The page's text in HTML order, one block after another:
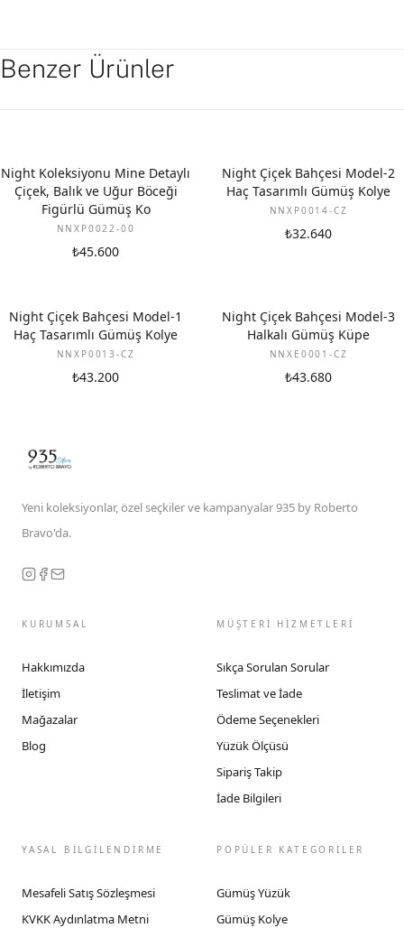
Benzer Ürünler
Night Koleksiyonu Mine Detaylı
Çiçek, Balık ve Uğur Böceği
Figürlü Gümüş Ko
NNXP0022-00
₺45.600
Night Çiçek Bahçesi Model-2
Haç Tasarımlı Gümüş Kolye
NNXP0014-CZ
₺32.640
Night Çiçek Bahçesi Model-1
Haç Tasarımlı Gümüş Kolye
NNXP0013-CZ
₺43.200
Night Çiçek Bahçesi Model-3
Halkalı Gümüş Küpe
NNXE0001-CZ
₺43.680
Yeni koleksiyonlar, özel seçkiler ve kampanyalar 935 by Roberto
Bravo'da.
KURUMSAL
Hakkımızda
İletişim
Mağazalar
Blog
MÜŞTERİ HİZMETLERİ
Sıkça Sorulan Sorular
Teslimat ve İade
Ödeme Seçenekleri
Yüzük Ölçüsü
Sipariş Takip
İade Bilgileri
YASAL BİLGİLENDİRME
Mesafeli Satış Sözleşmesi
KVKK Aydınlatma Metni
POPÜLER KATEGORİLER
Gümüş Yüzük
Gümüş Kolye